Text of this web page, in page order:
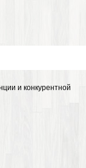
и конкурентной